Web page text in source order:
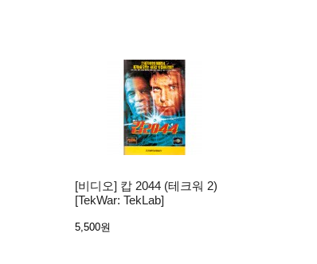
[비디오] 캅 2044 (테크워 2)
[TekWar: TekLab]
5,500원